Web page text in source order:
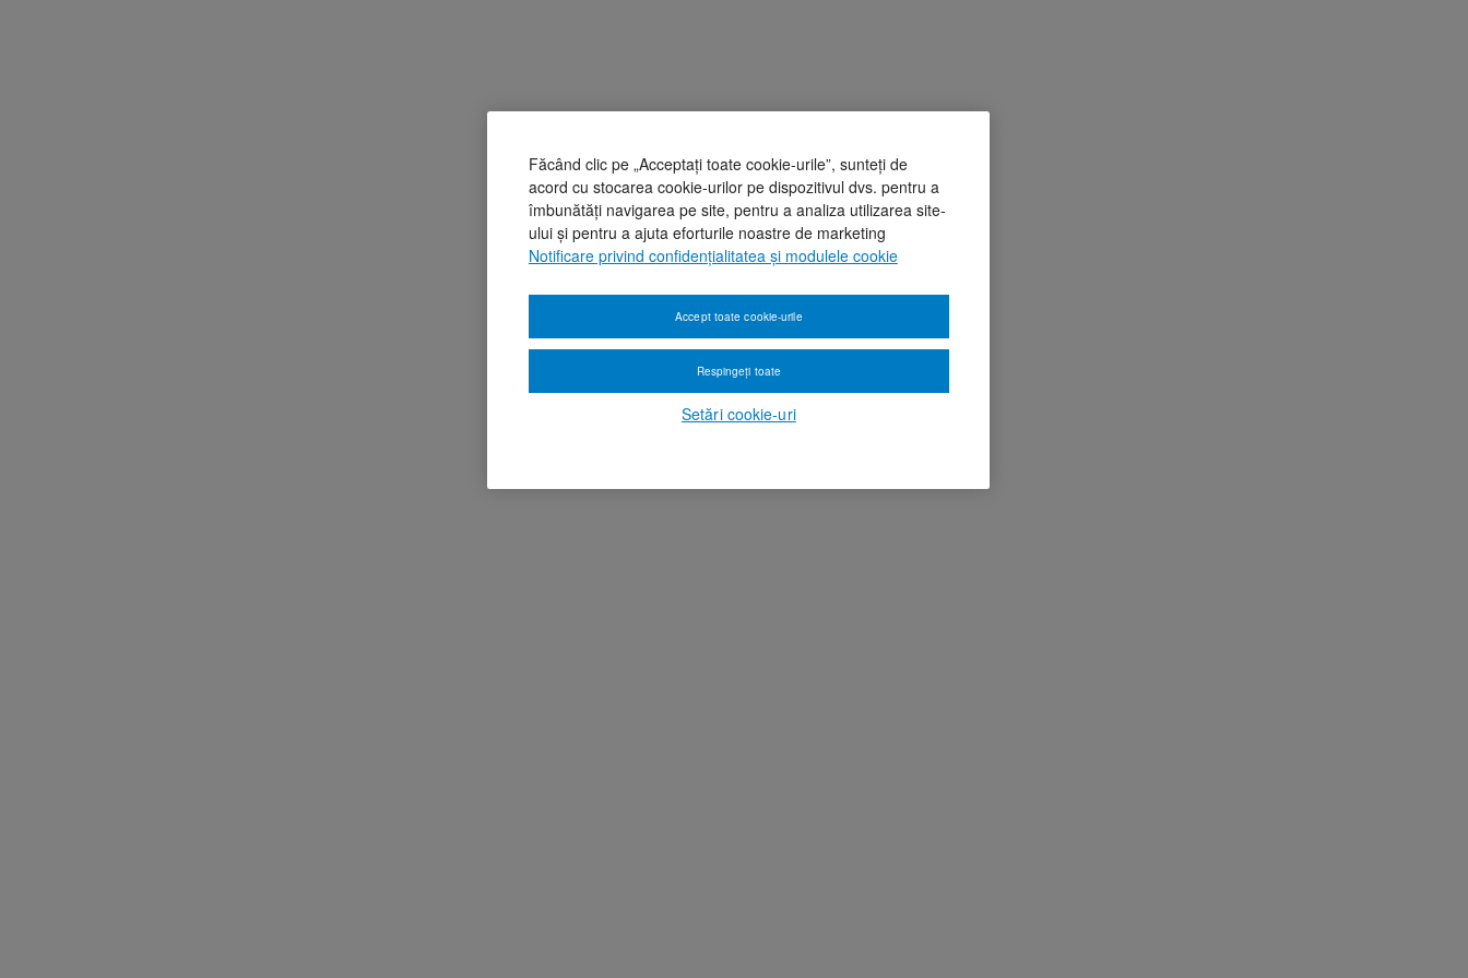
Făcând clic pe „Acceptați toate cookie-urile”, sunteți de
acord cu stocarea cookie-urilor pe dispozitivul dvs. pentru a
îmbunătăți navigarea pe site, pentru a analiza utilizarea site-
ului și pentru a ajuta eforturile noastre de marketing
Notificare privind confidențialitatea și modulele cookie
Setări cookie-uri
Respingeți toate
Accept toate cookie-urile